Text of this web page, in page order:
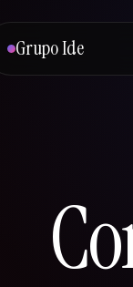
Grupo Ide